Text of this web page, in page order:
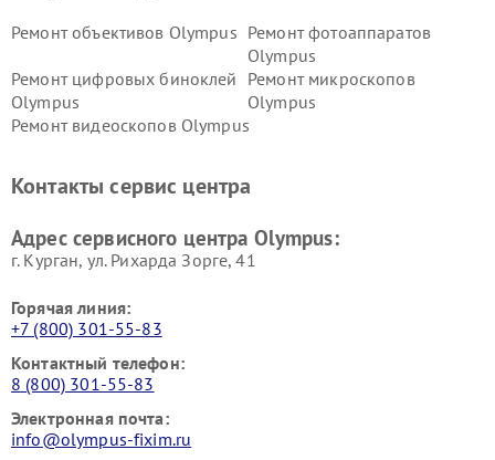
Ремонт объективов Olympus Ремонт фотоаппаратов
Olympus
Ремонт цифровых биноклей
Olympus
Ремонт микроскопов
Olympus
Ремонт видеоскопов Olympus
Контакты сервис центра
Адрес сервисного центра Olympus:
г. Курган, ул. Рихарда Зорге, 41
Горячая линия:
+7 (800) 301-55-83
Контактный телефон:
8 (800) 301-55-83
Электронная почта:
info@olympus-fixim.ru